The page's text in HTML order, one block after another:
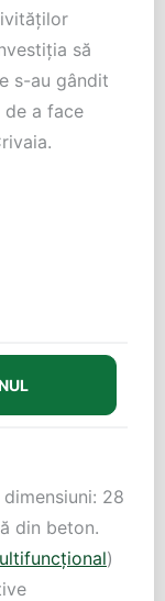
să
s-au gândit
de a face
28
din beton.
)